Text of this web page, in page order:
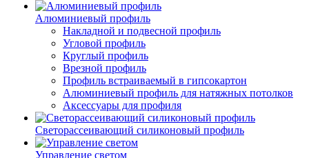
Алюминиевый профиль
Накладной и подвесной профиль
Угловой профиль
Круглый профиль
Врезной профиль
Профиль встраиваемый в гипсокартон
Алюминиевый профиль для натяжных потолков
Аксессуары для профиля
Светорассеивающий силиконовый профиль
Управление светом